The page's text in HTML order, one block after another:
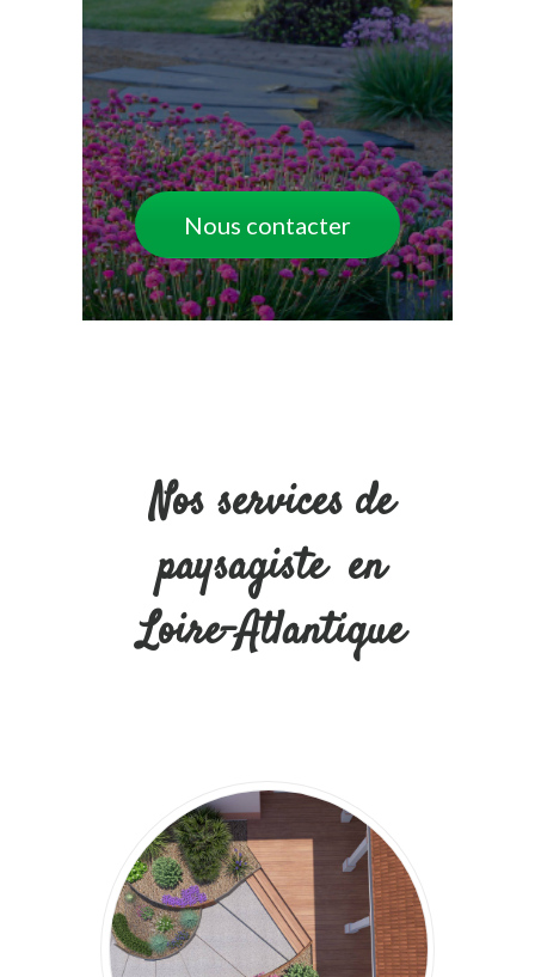
Nous contacter
Nos services de
paysagiste en
Loire-Atlantique